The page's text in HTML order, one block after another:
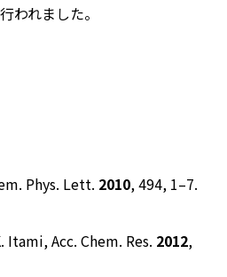
われました。
Phys. Lett. 2010, 494, 1–7.
Itami, Acc. Chem. Res. 2012,